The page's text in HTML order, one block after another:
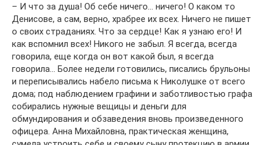
– И что за душа! Об себе ничего… ничего! О каком то
Денисове, а сам, верно, храбрее их всех. Ничего не пишет
о своих страданиях. Что за сердце! Как я узнаю его! И
как вспомнил всех! Никого не забыл. Я всегда, всегда
говорила, еще когда он вот какой был, я всегда
говорила… Более недели готовились, писались брульоны
и переписывались набело письма к Николушке от всего
дома; под наблюдением графини и заботливостью графа
собирались нужные вещицы и деньги для
обмундирования и обзаведения вновь произведенного
офицера. Анна Михайловна, практическая женщина,